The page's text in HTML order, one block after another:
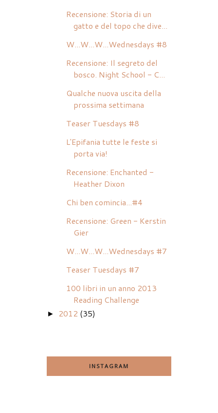
Recensione: Storia di un
gatto e del topo che dive...
W...W...W...Wednesdays #8
Recensione: Il segreto del
bosco. Night School - C...
Qualche nuova uscita della
prossima settimana
Teaser Tuesdays #8
L'Epifania tutte le feste si
porta via!
Recensione: Enchanted -
Heather Dixon
Chi ben comincia...#4
Recensione: Green - Kerstin
Gier
W...W...W...Wednesdays #7
Teaser Tuesdays #7
100 libri in un anno 2013
Reading Challenge
► 2012 (35)
INSTAGRAM